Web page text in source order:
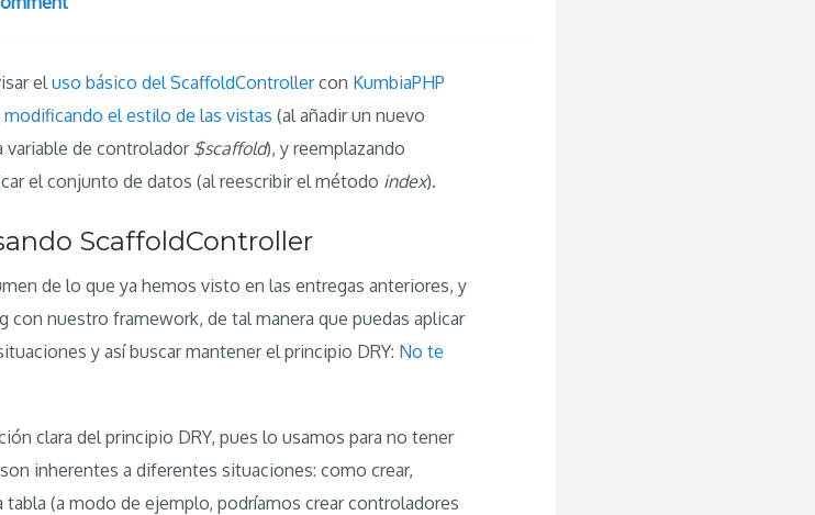
eluso básico del ScaffoldControllercon KumbiaPHP
modificando el estilo de las vistas (al añadir un nuevo
variable de controlador $scaffold), y reemplazando
el conjunto de datos (al reescribir el método index).
ScaffoldController
de lo que ya hemos visto en las entregas anteriores, y
con nuestro framework, de tal manera que puedas aplicar
y así buscar mantener el principio DRY: No te
clara del principio DRY, pues lo usamos para no tener
inherentes a diferentes situaciones: como crear,
(a modo de ejemplo, podríamos crear controladores